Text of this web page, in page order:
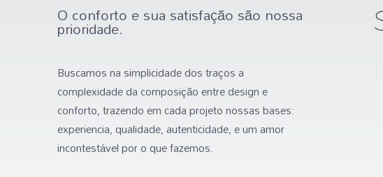
O conforto e sua satisfação são nossa
prioridade.
Buscamos na simplicidade dos traços a
complexidade da composição entre design e
conforto, trazendo em cada projeto nossas bases:
experiencia, qualidade, autenticidade, e um amor
incontestável por o que fazemos.